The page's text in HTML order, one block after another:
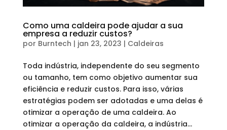
Como uma caldeira pode ajudar a sua
empresa a reduzir custos?
por Burntech | jan 23, 2023 | Caldeiras
Toda indústria, independente do seu segmento
ou tamanho, tem como objetivo aumentar sua
eficiência e reduzir custos. Para isso, várias
estratégias podem ser adotadas e uma delas é
otimizar a operação de uma caldeira. Ao
otimizar a operação da caldeira, a indústria...